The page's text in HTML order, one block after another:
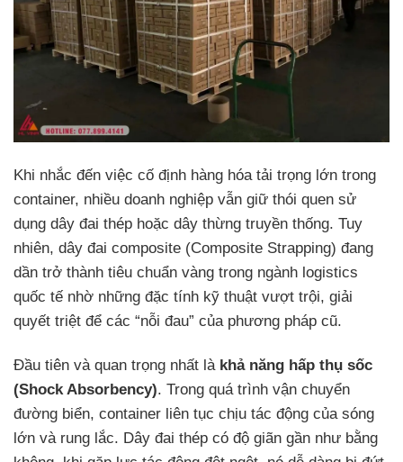
Khi nhắc đến việc cố định hàng hóa tải trọng lớn trong
container, nhiều doanh nghiệp vẫn giữ thói quen sử
dụng dây đai thép hoặc dây thừng truyền thống. Tuy
nhiên, dây đai composite (Composite Strapping) đang
dần trở thành tiêu chuẩn vàng trong ngành logistics
quốc tế nhờ những đặc tính kỹ thuật vượt trội, giải
quyết triệt để các “nỗi đau” của phương pháp cũ.
Đầu tiên và quan trọng nhất là khả năng hấp thụ sốc
(Shock Absorbency). Trong quá trình vận chuyển
đường biển, container liên tục chịu tác động của sóng
lớn và rung lắc. Dây đai thép có độ giãn gần như bằng